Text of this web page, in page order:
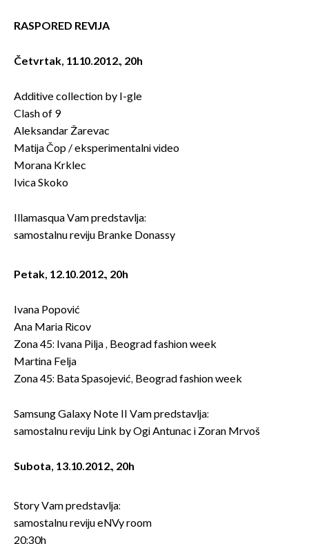
RASPORED REVIJA
Četvrtak, 11.10.2012., 20h
Additive collection by I-gle
Clash of 9
Aleksandar Žarevac
Matija Čop / eksperimentalni video
Morana Krklec
Ivica Skoko
Illamasqua Vam predstavlja:
samostalnu reviju Branke Donassy
Petak, 12.10.2012., 20h
Ivana Popović
Ana Maria Ricov
Zona 45: Ivana Pilja , Beograd fashion week
Martina Felja
Zona 45: Bata Spasojević, Beograd fashion week
Samsung Galaxy Note II Vam predstavlja:
samostalnu reviju Link by Ogi Antunac i Zoran Mrvoš
Subota, 13.10.2012., 20h
Story Vam predstavlja:
samostalnu reviju eNVy room
20:30h